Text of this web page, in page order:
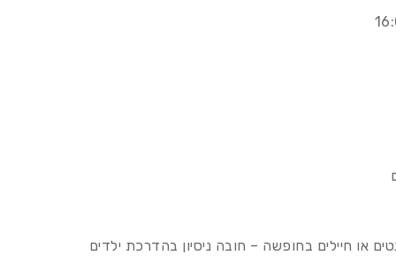
או חיילים בחופשה – חובה ניסיון בהדרכת ילדים